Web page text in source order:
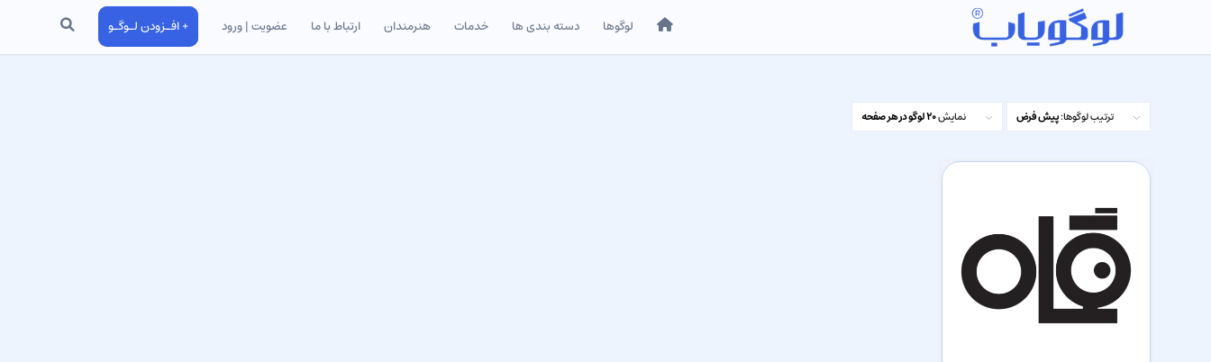
خانه لوگوها دسته بندی ها خدمات هنرمندان ارتباط با ما عضویت | ورود + افـزودن لـوگـو جستجو
ترتیب لوگوها:پیش فرض نمایش20 لوگو در هر صفحه